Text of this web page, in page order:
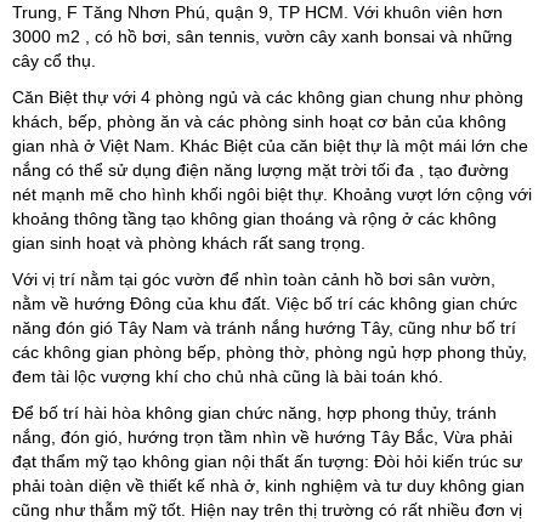
Trung, F Tăng Nhơn Phú, quận 9, TP HCM. Với khuôn viên hơn
3000 m2 , có hồ bơi, sân tennis, vườn cây xanh bonsai và những
cây cổ thụ.
Căn Biệt thự với 4 phòng ngủ và các không gian chung như phòng
khách, bếp, phòng ăn và các phòng sinh hoạt cơ bản của không
gian nhà ở Việt Nam. Khác Biệt của căn biệt thự là một mái lớn che
nắng có thể sử dụng điện năng lượng mặt trời tối đa , tạo đường
nét mạnh mẽ cho hình khối ngôi biệt thự. Khoảng vượt lớn cộng với
khoảng thông tầng tạo không gian thoáng và rộng ở các không
gian sinh hoạt và phòng khách rất sang trọng.
Với vị trí nằm tại góc vườn để nhìn toàn cảnh hồ bơi sân vườn,
nằm về hướng Đông của khu đất. Việc bố trí các không gian chức
năng đón gió Tây Nam và tránh nắng hướng Tây, cũng như bố trí
các không gian phòng bếp, phòng thờ, phòng ngủ hợp phong thủy,
đem tài lộc vượng khí cho chủ nhà cũng là bài toán khó.
Để bố trí hài hòa không gian chức năng, hợp phong thủy, tránh
nắng, đón gió, hướng trọn tầm nhìn về hướng Tây Bắc, Vừa phải
đạt thẩm mỹ tạo không gian nội thất ấn tượng: Đòi hỏi kiến trúc sư
phải toàn diện về thiết kế nhà ở, kinh nghiệm và tư duy không gian
cũng như thẫm mỹ tốt. Hiện nay trên thị trường có rất nhiều đơn vị